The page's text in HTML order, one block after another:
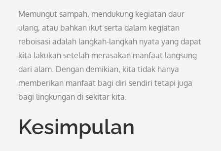
Memungut sampah, mendukung kegiatan daur
ulang, atau bahkan ikut serta dalam kegiatan
reboisasi adalah langkah-langkah nyata yang dapat
kita lakukan setelah merasakan manfaat langsung
dari alam. Dengan demikian, kita tidak hanya
memberikan manfaat bagi diri sendiri tetapi juga
bagi lingkungan di sekitar kita.
Kesimpulan